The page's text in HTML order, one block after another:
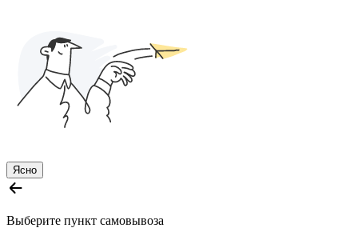
Ясно
Выберите пункт самовывоза